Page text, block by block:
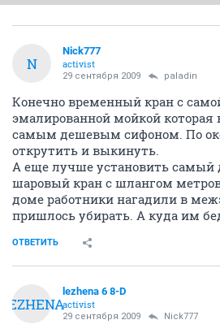
N
Nick777
activist
29 сентября 2009 paladin
Конечно временный кран с
эмалированной мойкой которая
самым дешевым сифоном. По
открутить и выкинуть.
А еще лучше установить самый
шаровый кран с шлангом
доме работники нагадили в
пришлось убирать. А куда им
ОТВЕТИТЬ
LEZHENA
lezhena 6 8-D
activist
29 сентября 2009 Nick777